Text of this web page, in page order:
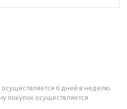
6 дней в неделю.
покупок осуществляется